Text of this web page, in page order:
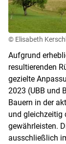
© Elisabeth
Aufgrund
resultierenden
gezielte
2023 (UBB und
Bauern in der
und gleichzeitig
gewährleisten.
ausschließlich